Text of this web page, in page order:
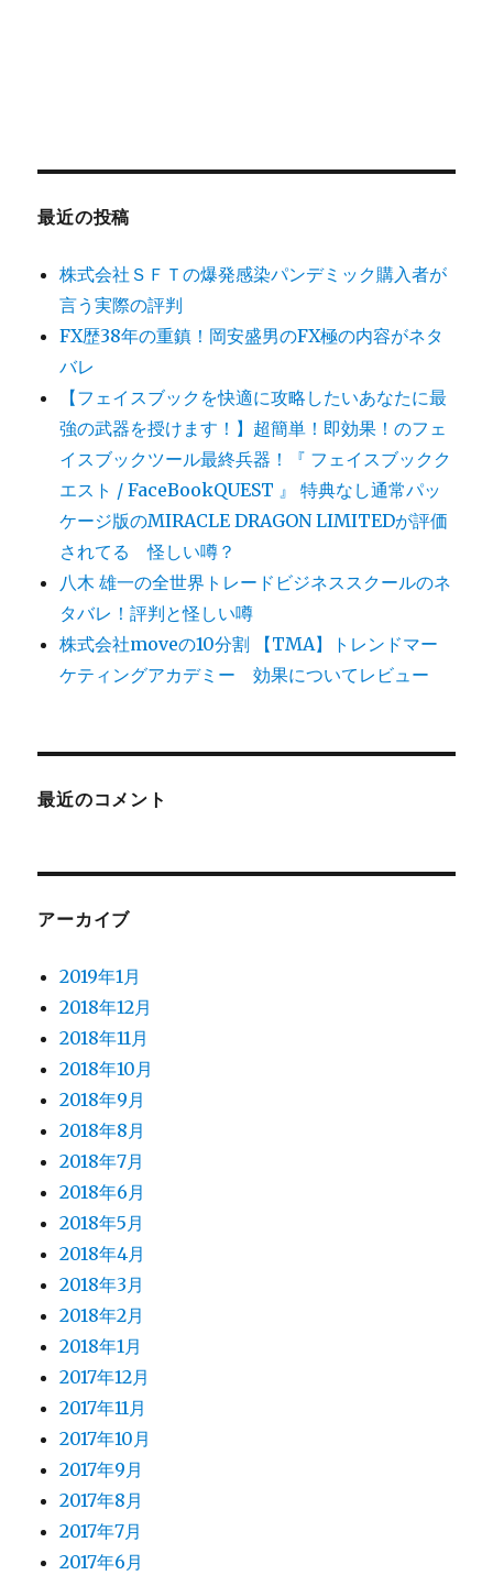
最近の投稿
株式会社ＳＦＴの爆発感染パンデミック購入者が
言う実際の評判
FX歴38年の重鎮！岡安盛男のFX極の内容がネタ
バレ
【フェイスブックを快適に攻略したいあなたに最
強の武器を授けます！】超簡単！即効果！のフェ
イスブックツール最終兵器！『 フェイスブックク
エスト / FaceBookQUEST 』 特典なし通常パッ
ケージ版のMIRACLE DRAGON LIMITEDが評価
されてる 怪しい噂？
八木 雄一の全世界トレードビジネススクールのネ
タバレ！評判と怪しい噂
株式会社moveの10分割 【TMA】トレンドマー
ケティングアカデミー 効果についてレビュー
最近のコメント
アーカイブ
2019年1月
2018年12月
2018年11月
2018年10月
2018年9月
2018年8月
2018年7月
2018年6月
2018年5月
2018年4月
2018年3月
2018年2月
2018年1月
2017年12月
2017年11月
2017年10月
2017年9月
2017年8月
2017年7月
2017年6月